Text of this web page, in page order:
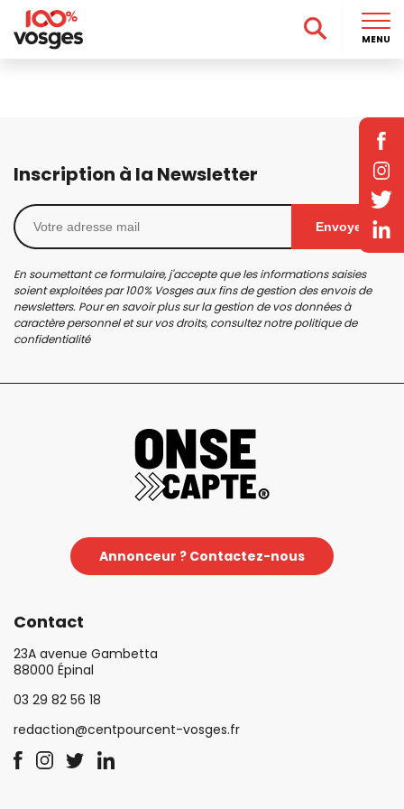
Inscription à la Newsletter
Envoyer
En soumettant ce formulaire, j'accepte que les informations saisies
soient exploitées par 100% Vosges aux fins de gestion des envois de
newsletters. Pour en savoir plus sur la gestion de vos données à
caractère personnel et sur vos droits, consultez notrepolitique de
confidentialité
Annonceur ? Contactez-nous
Contact
23A avenue Gambetta
88000 Épinal
03 29 82 56 18
redaction@centpourcent-vosges.fr
MENU